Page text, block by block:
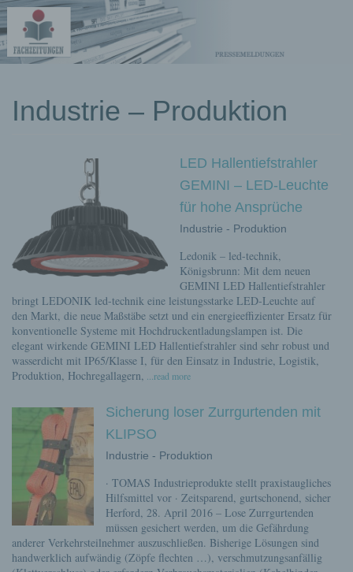
Pressemeldungen
Industrie – Produktion
LED Hallentiefstrahler
GEMINI – LED-Leuchte
für hohe Ansprüche
Industrie - Produktion
Ledonik – led-technik,
Königsbrunn: Mit dem neuen
GEMINI LED Hallentiefstrahler
bringt LEDONIK led-technik eine leistungsstarke LED-Leuchte auf
den Markt, die neue Maßstäbe setzt und ein energieeffizienter Ersatz für
konventionelle Systeme mit Hochdruckentladungslampen ist. Die
elegant wirkende GEMINI LED Hallentiefstrahler sind sehr robust und
wasserdicht mit IP65/Klasse I, für den Einsatz in Industrie, Logistik,
Produktion, Hochregallagern, ...read more
Sicherung loser Zurrgurtenden mit
KLIPSO
Industrie - Produktion
· TOMAS Industrieprodukte stellt praxistaugliches
Hilfsmittel vor · Zeitsparend, gurtschonend, sicher
Herford, 28. April 2016 – Lose Zurrgurtenden
müssen gesichert werden, um die Gefährdung
anderer Verkehrsteilnehmer auszuschließen. Bisherige Lösungen sind
handwerklich aufwändig (Zöpfe flechten …), verschmutzungsanfällig